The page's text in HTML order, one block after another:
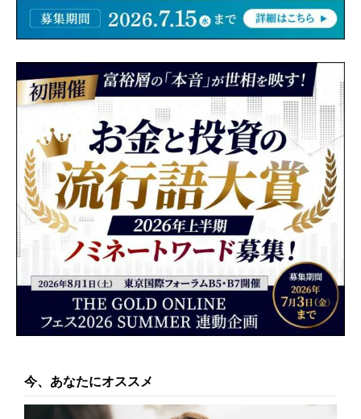
今、あなたにオススメ